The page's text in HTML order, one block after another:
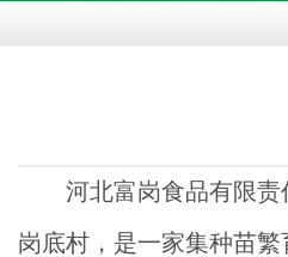
河北富岗食品有限
岗底村，是一家集种苗